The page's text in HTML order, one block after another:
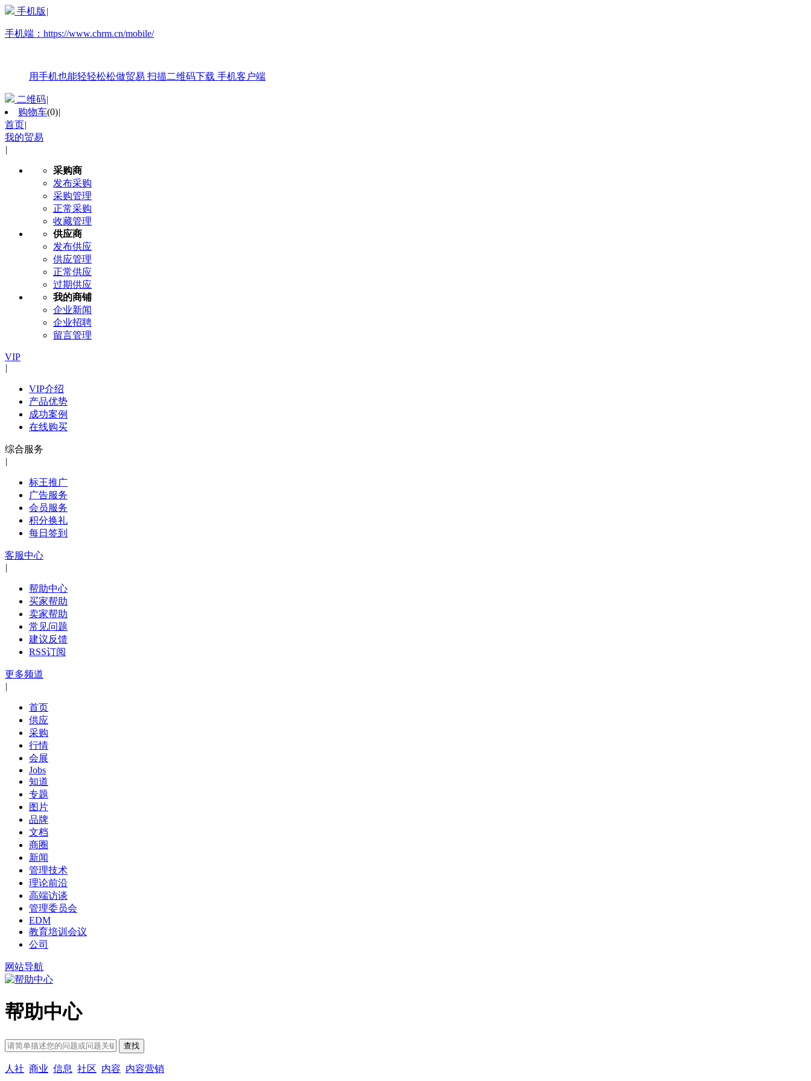
手机版 |
手机端： https://www.chrm.cn/mobile/
用手机也能轻轻松松做贸易 扫描二维码下载 手机客户端
二维码|
购物车(0)|
首页|
我的贸易
|
采购商
发布采购
采购管理
正常采购
收藏管理
供应商
发布供应
供应管理
正常供应
过期供应
我的商铺
企业新闻
企业招聘
留言管理
VIP
|
VIP介绍
产品优势
成功案例
在线购买
综合服务
|
标王推广
广告服务
会员服务
积分换礼
每日签到
客服中心
|
帮助中心
买家帮助
卖家帮助
常见问题
建议反馈
RSS订阅
更多频道
|
首页
供应
采购
行情
会展
Jobs
知道
专题
图片
品牌
文档
商圈
新闻
管理技术
理论前沿
高端访谈
管理委员会
EDM
教育培训会议
公司
网站导航
帮助中心
人社 商业 信息 社区 内容 内容营销